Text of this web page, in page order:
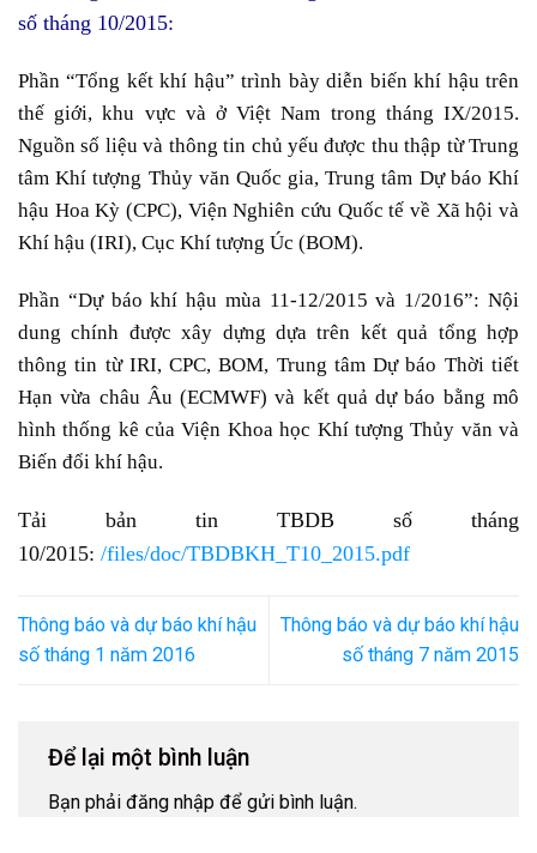
số tháng 10/2015:
Phần “Tổng kết khí hậu” trình bày diễn biến khí hậu trên
thế giới, khu vực và ở Việt Nam trong tháng IX/2015.
Nguồn số liệu và thông tin chủ yếu được thu thập từ Trung
tâm Khí tượng Thủy văn Quốc gia, Trung tâm Dự báo Khí
hậu Hoa Kỳ (CPC), Viện Nghiên cứu Quốc tế về Xã hội và
Khí hậu (IRI), Cục Khí tượng Úc (BOM).
Phần “Dự báo khí hậu mùa 11-12/2015 và 1/2016”: Nội
dung chính được xây dựng dựa trên kết quả tổng hợp
thông tin từ IRI, CPC, BOM, Trung tâm Dự báo Thời tiết
Hạn vừa châu Âu (ECMWF) và kết quả dự báo bằng mô
hình thống kê của Viện Khoa học Khí tượng Thủy văn và
Biến đổi khí hậu.
Tải bản tin TBDB số tháng
10/2015: /files/doc/TBDBKH_T10_2015.pdf
Thông báo và dự báo khí hậu
số tháng 1 năm 2016
Thông báo và dự báo khí hậu
số tháng 7 năm 2015
Để lại một bình luận
Bạn phải đăng nhập để gửi bình luận.